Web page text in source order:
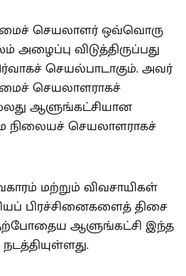
செயலாளர் ஒவ்வொரு
அழைப்பு விடுத்திருப்பது
செயல்பாடாகும். அவர்
செயலாளராகச்
ஆளுங்கட்சியான
செயலாளராகச்
மற்றும் விவசாயிகள்
பிரச்சினைகளைத் திசை
தற்போதைய ஆளுங்கட்சி இந்த